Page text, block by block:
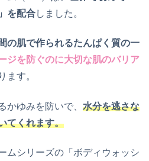
を配合しました。
の肌で作られるたんぱく質の一
ジを防ぐのに大切な肌のバリア
ます。
かゆみを防いで、 水分を逃さな
てくれます。
シリーズの「ボディウォッシ